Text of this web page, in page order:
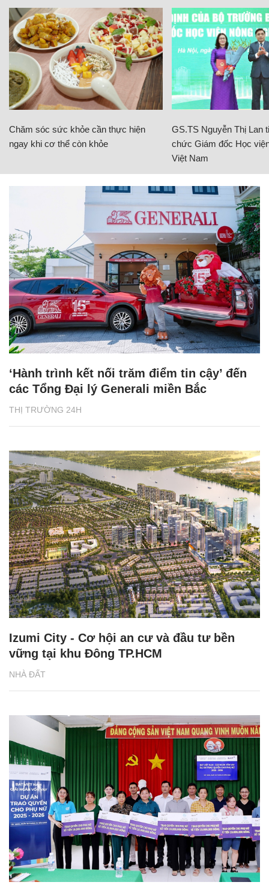
Chăm sóc sức khỏe cần thực hiện
ngay khi cơ thể còn khỏe
GS.TS Nguyễn Thị Lan
chức Giám đốc Học
Việt Nam
THỊ TRƯỜNG 24H
‘Hành trình kết nối trăm điểm tin cậy’ đến
các Tổng Đại lý Generali miền Bắc
NHÀ ĐẤT
Izumi City - Cơ hội an cư và đầu tư bền
vững tại khu Đông TP.HCM